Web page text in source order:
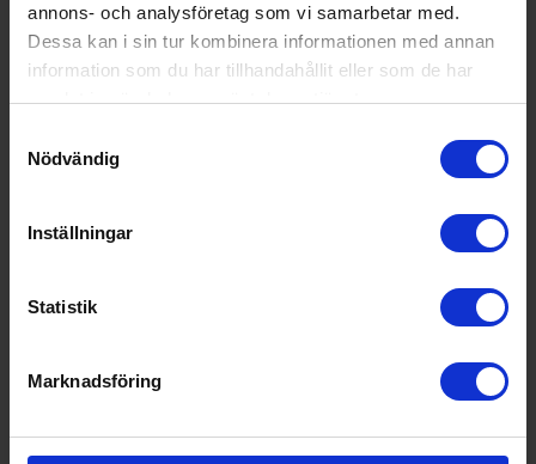
annons- och analysföretag som vi samarbetar med.
Dessa kan i sin tur kombinera informationen med annan
information som du har tillhandahållit eller som de har
samlat in när du har använt deras tjänster.
Nödvändig
Inställningar
Statistik
Marknadsföring
Modellbeteckning:
Allmän information
Teknisk data